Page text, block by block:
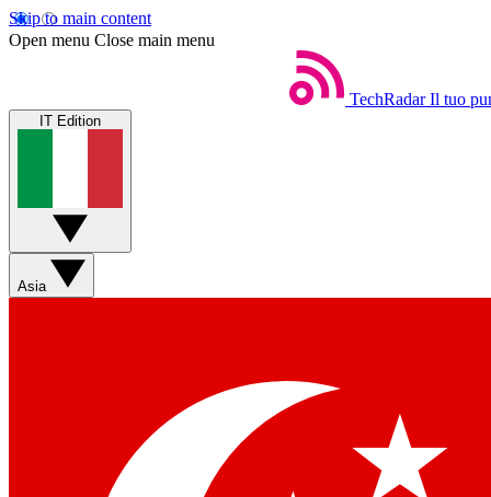
Skip to main content
Open menu Close main menu
TechRadar Il tuo
IT Edition
Asia